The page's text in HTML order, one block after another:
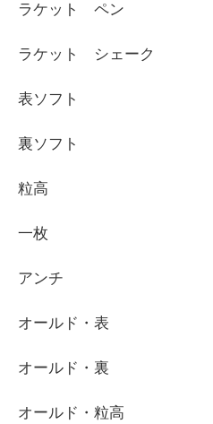
ラケット ペン
ラケット シェーク
表ソフト
裏ソフト
粒高
一枚
アンチ
オールド・表
オールド・裏
オールド・粒高